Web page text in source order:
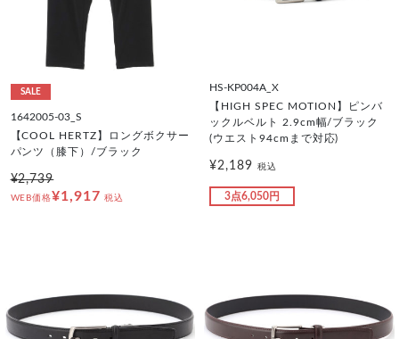
SALE
1642005-03_S
【COOL HERTZ】ロングボクサー
パンツ（膝下）/ブラック
¥2,739
WEB価格¥1,917 税込
HS-KP004A_X
【HIGH SPEC MOTION】ピンバ
ックルベルト 2.9cm幅/ブラック
(ウエスト94cmまで対応)
¥2,189 税込
3点6,050円